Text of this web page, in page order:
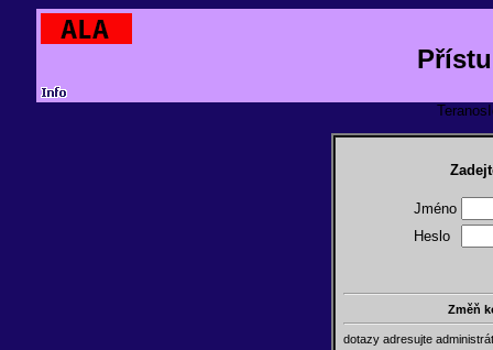
Jméno
Heslo
Změň
dotazy adresujte